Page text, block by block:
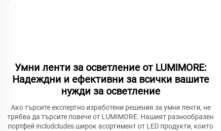
Умни ленти за осветление от LUMIMORE:
Надеждни и ефективни за всички вашите
нужди за осветление
Ако търсите експертно изработени решения за умни ленти, не
трябва да търсите повече от LUMIMORE. Нашият разнообразен
портфей includcludes широк асортимент от LED продукти, които